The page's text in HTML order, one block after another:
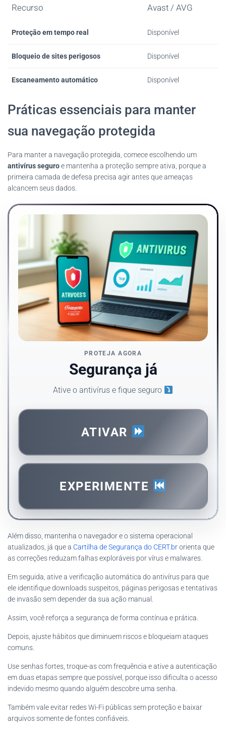
Recurso Avast / AVG
Proteção em tempo real Disponível
Bloqueio de sites perigosos Disponível
Escaneamento automático Disponível
Práticas essenciais para manter
sua navegação protegida
Para manter a navegação protegida, comece escolhendo um
antivírus seguroe mantenha a proteção sempre ativa, porque a
primeira camada de defesa precisa agir antes que ameaças
alcancem seus dados.
PROTEJA AGORA
Segurança já
Ative o antivírus e fique seguro
ATIVAR
EXPERIMENTE
Além disso, mantenha o navegador e o sistema operacional
atualizados, já que a Cartilha de Segurança do CERT.brorienta que
as correções reduzam falhas exploráveis por vírus e malwares.
Em seguida, ative a verificação automática do antivírus para que
ele identifique downloads suspeitos, páginas perigosas e tentativas
de invasão sem depender da sua ação manual.
Assim, você reforça a segurança de forma contínua e prática.
Depois, ajuste hábitos que diminuem riscos e bloqueiam ataques
comuns.
Use senhas fortes, troque-as com frequência e ative a autenticação
em duas etapas sempre que possível, porque isso dificulta o acesso
indevido mesmo quando alguém descobre uma senha.
Também vale evitar redes Wi-Fi públicas sem proteção e baixar
arquivos somente de fontes confiáveis.